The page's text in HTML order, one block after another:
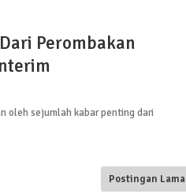
Perombakan
oleh sejumlah kabar penting dari
Postingan Lama